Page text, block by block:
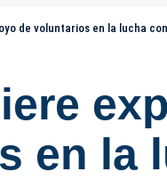
de voluntarios en la lucha
en la